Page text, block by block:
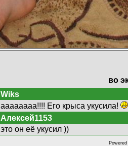
во
Wiks
аааааааа!!!! Его крыса укусила!
Алексей1153
это он её укусил ))